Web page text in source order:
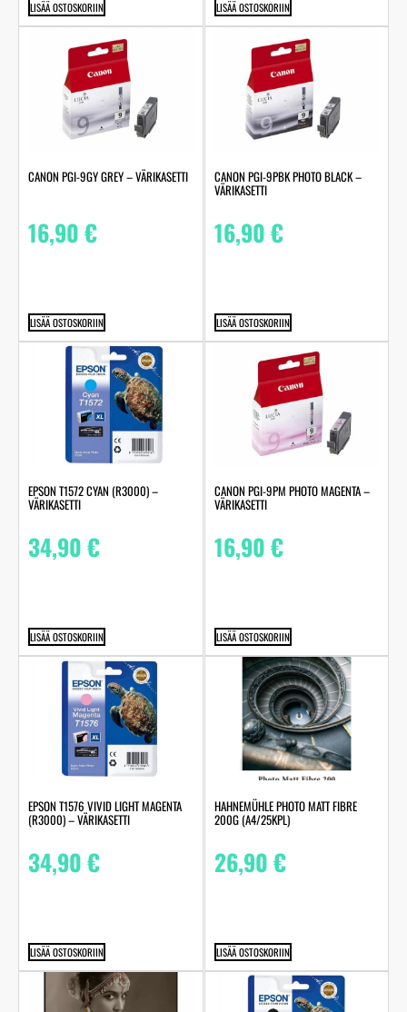
LISÄÄ OSTOSKORIIN LISÄÄ OSTOSKORIIN
CANON PGI-9GY GREY – VÄRIKASETTI
16,90€
LISÄÄ OSTOSKORIIN
CANON PGI-9PBK PHOTO BLACK –
VÄRIKASETTI
16,90€
LISÄÄ OSTOSKORIIN
EPSON T1572 CYAN (R3000) –
VÄRIKASETTI
34,90€
LISÄÄ OSTOSKORIIN
CANON PGI-9PM PHOTO MAGENTA –
VÄRIKASETTI
16,90€
LISÄÄ OSTOSKORIIN
EPSON T1576 VIVID LIGHT MAGENTA
(R3000) – VÄRIKASETTI
34,90€
LISÄÄ OSTOSKORIIN
HAHNEMÜHLE PHOTO MATT FIBRE
200G (A4/25KPL)
26,90€
LISÄÄ OSTOSKORIIN